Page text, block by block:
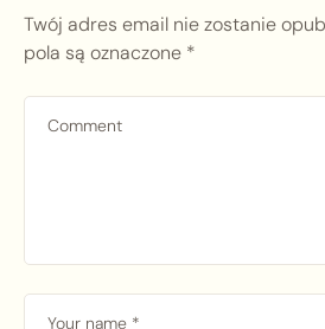
Twój adres email nie zostanie
pola są oznaczone *